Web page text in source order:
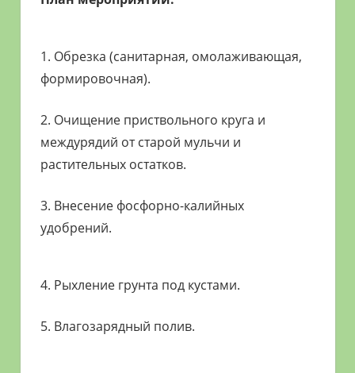
1. Обрезка (санитарная, омолаживающая,
формировочная).
2. Очищение приствольного круга и
междурядий от старой мульчи и
растительных остатков.
3. Внесение фосфорно-калийных
удобрений.
4. Рыхление грунта под кустами.
5. Влагозарядный полив.